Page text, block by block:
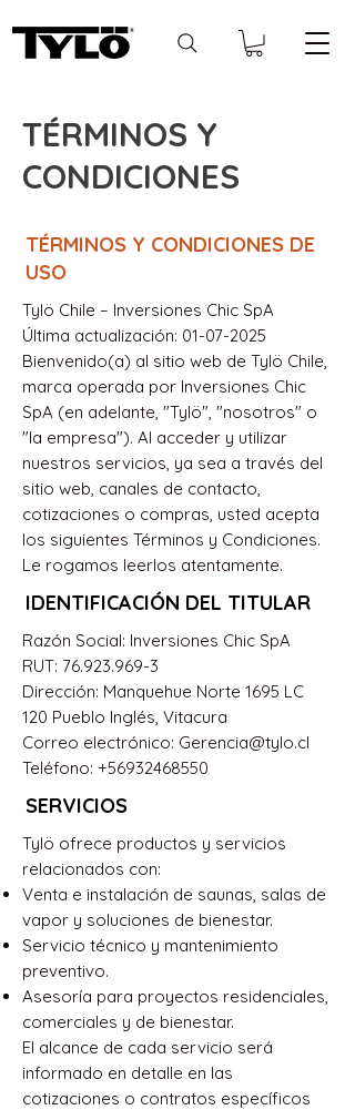
TÉRMINOS Y
CONDICIONES
TÉRMINOS Y CONDICIONES DE
USO
Tylö Chile – Inversiones Chic SpA
Última actualización: 01-07-2025
Bienvenido(a) al sitio web de Tylö Chile,
marca operada por Inversiones Chic
SpA (en adelante, "Tylö", "nosotros" o
"la empresa"). Al acceder y utilizar
nuestros servicios, ya sea a través del
sitio web, canales de contacto,
cotizaciones o compras, usted acepta
los siguientes Términos y Condiciones.
Le rogamos leerlos atentamente.
IDENTIFICACIÓN DEL TITULAR
Razón Social: Inversiones Chic SpA
RUT: 76.923.969-3
Dirección: Manquehue Norte 1695 LC
120 Pueblo Inglés, Vitacura
Correo electrónico: Gerencia@tylo.cl
Teléfono: +56932468550
SERVICIOS
Tylö ofrece productos y servicios
relacionados con:
Venta e instalación de saunas, salas de
vapor y soluciones de bienestar.
Servicio técnico y mantenimiento
preventivo.
Asesoría para proyectos residenciales,
comerciales y de bienestar.
El alcance de cada servicio será
informado en detalle en las
cotizaciones o contratos específicos